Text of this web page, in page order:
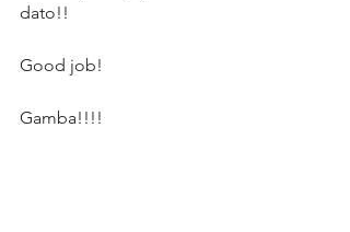
dato!!
Good job!
Gamba!!!!